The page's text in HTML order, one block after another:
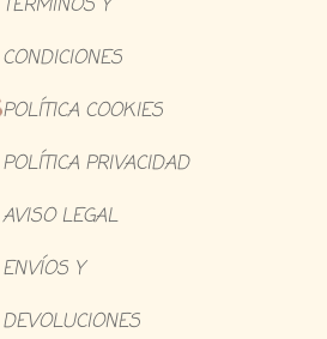
TÉRMINOS Y
CONDICIONES
POLÍTICA COOKIES
POLÍTICA PRIVACIDAD
AVISO LEGAL
ENVÍOS Y
DEVOLUCIONES